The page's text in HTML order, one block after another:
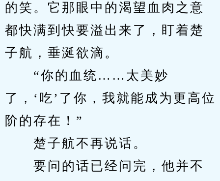
的笑。它那眼中的渴望血肉之意
都快满到快要溢出来了，盯着楚
子航，垂涎欲滴。
“你的血统……太美妙
了，‘吃’了你，我就能成为更高位
阶的存在！”
楚子航不再说话。
要问的话已经问完，他并不